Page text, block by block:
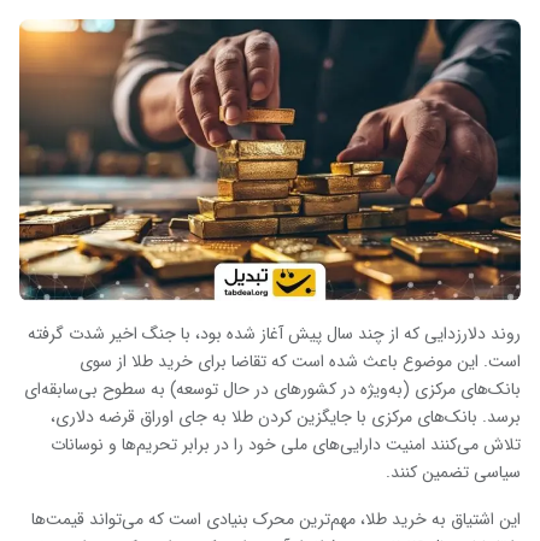
روند دلارزدایی که از چند سال پیش آغاز شده بود، با جنگ اخیر شدت گرفته
است. این موضوع باعث شده است که تقاضا برای خرید طلا از سوی
بانک‌های مرکزی (به‌ویژه در کشورهای در حال توسعه) به سطوح بی‌سابقه‌ای
برسد. بانک‌های مرکزی با جایگزین کردن طلا به جای اوراق قرضه دلاری،
تلاش می‌کنند امنیت دارایی‌های ملی خود را در برابر تحریم‌ها و نوسانات
سیاسی تضمین کنند.
این اشتیاق به خرید طلا، مهم‌ترین محرک بنیادی است که می‌تواند قیمت‌ها